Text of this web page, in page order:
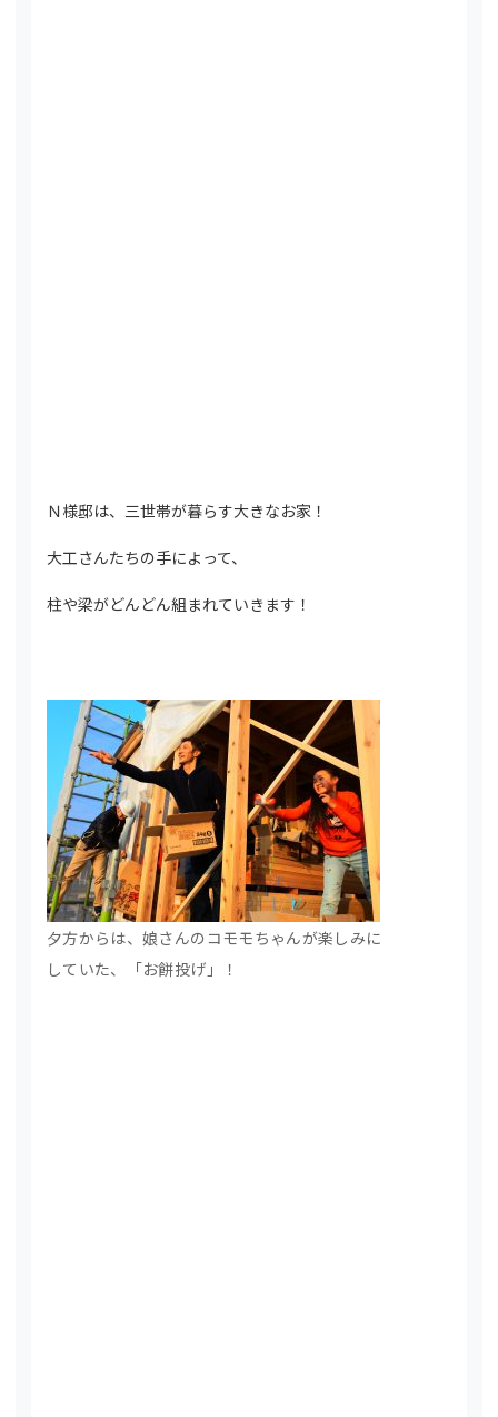
Ｎ様邸は、三世帯が暮らす大きなお家！
大工さんたちの手によって、
柱や梁がどんどん組まれていきます！
夕方からは、娘さんのコモモちゃんが楽しみに
していた、「お餅投げ」！